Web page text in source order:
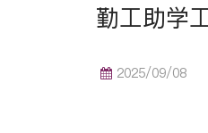
勤工助学
2025/09/08